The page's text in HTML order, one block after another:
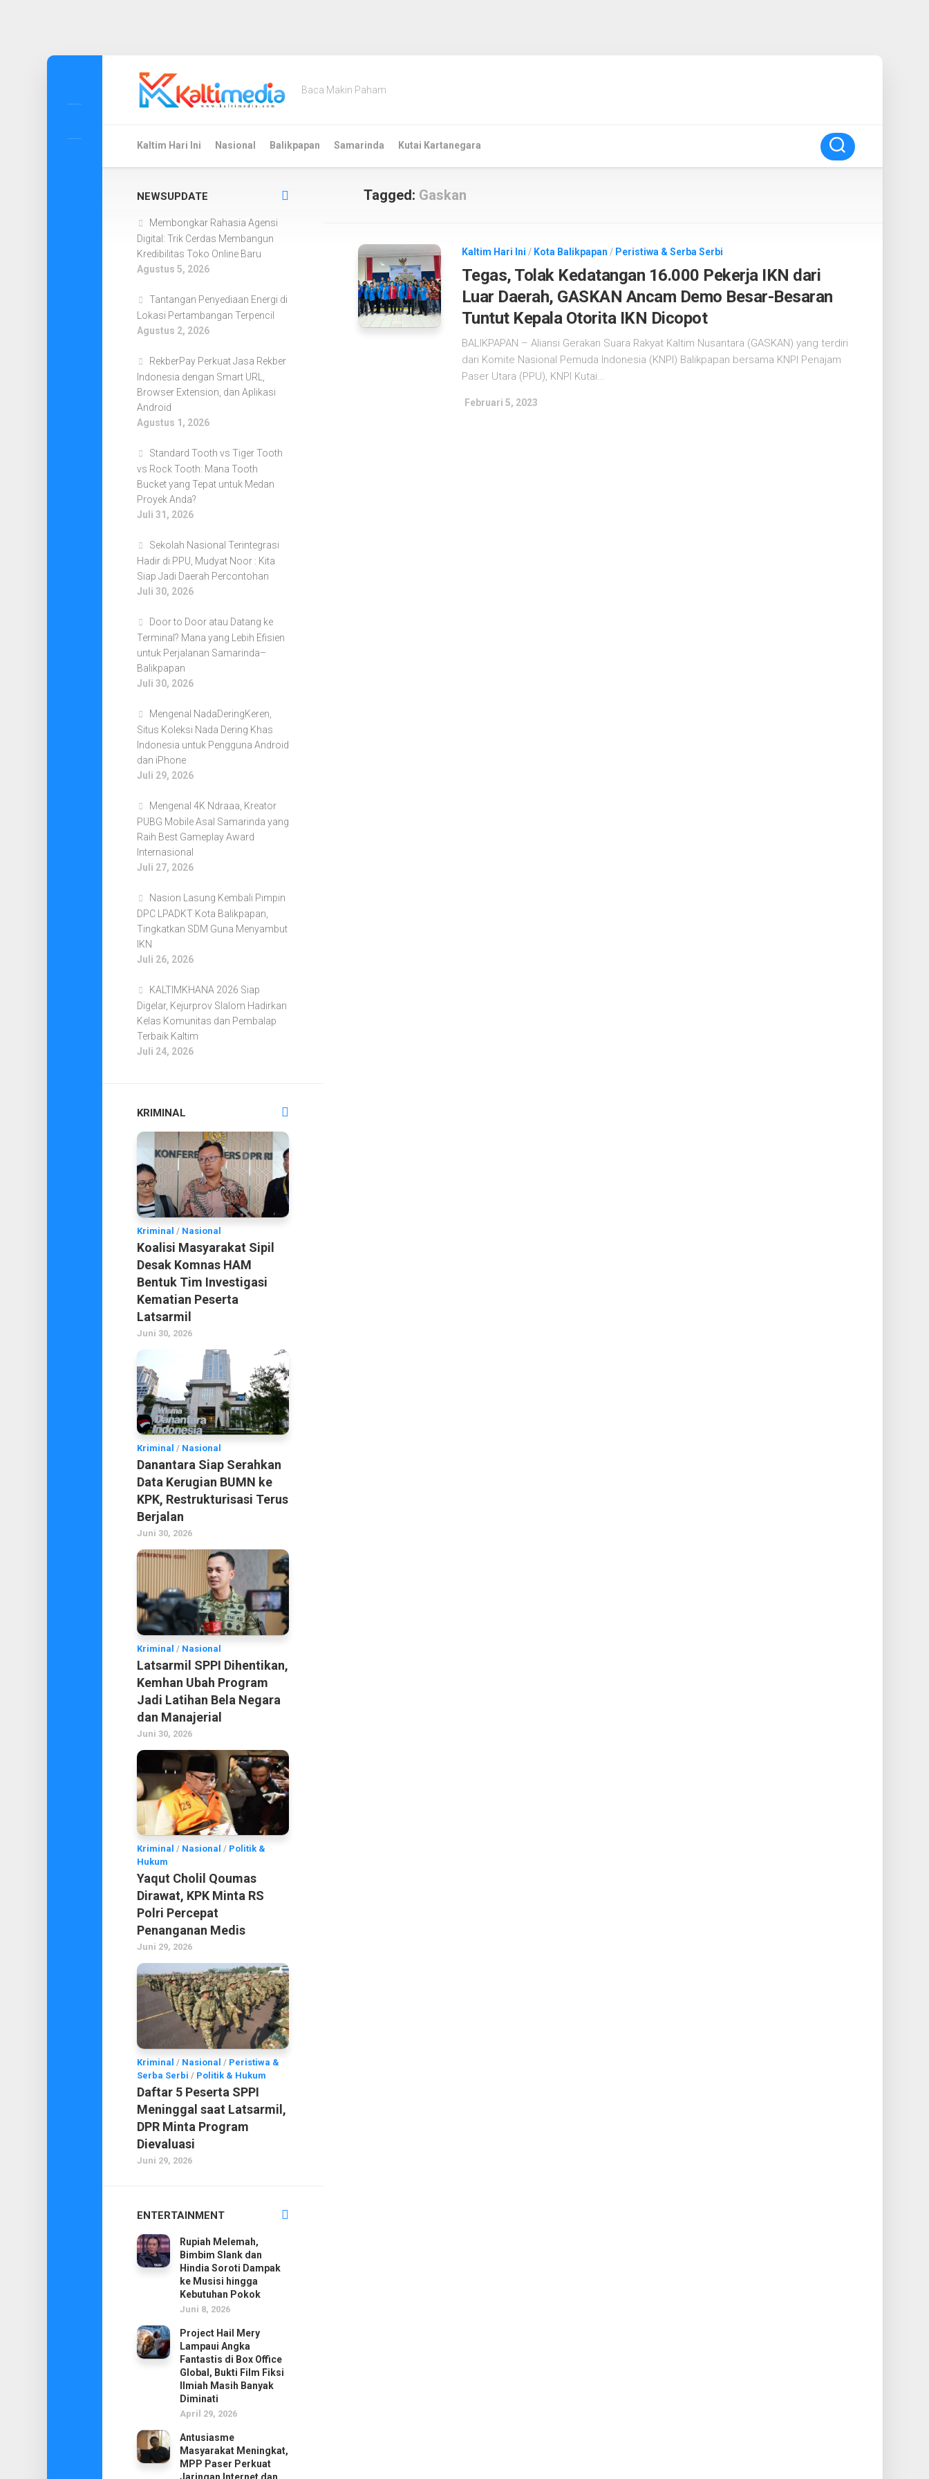
Baca Makin Paham
Kaltim Hari Ini Nasional Balikpapan Samarinda Kutai Kartanegara
Tagged: Gaskan
Kaltim Hari Ini / Kota Balikpapan / Peristiwa & Serba Serbi
Tegas, Tolak Kedatangan 16.000 Pekerja IKN dari
Luar Daerah, GASKAN Ancam Demo Besar-Besaran
Tuntut Kepala Otorita IKN Dicopot
BALIKPAPAN – Aliansi Gerakan Suara Rakyat Kaltim Nusantara (GASKAN) yang terdiri
dari Komite Nasional Pemuda Indonesia (KNPI) Balikpapan bersama KNPI Penajam
Paser Utara (PPU), KNPI Kutai...
Februari 5, 2023
NEWSUPDATE
Membongkar Rahasia Agensi
Digital: Trik Cerdas Membangun
Kredibilitas Toko Online Baru
Agustus 5, 2026
Tantangan Penyediaan Energi di
Lokasi Pertambangan Terpencil
Agustus 2, 2026
RekberPay Perkuat Jasa Rekber
Indonesia dengan Smart URL,
Browser Extension, dan Aplikasi
Android
Agustus 1, 2026
Standard Tooth vs Tiger Tooth
vs Rock Tooth: Mana Tooth
Bucket yang Tepat untuk Medan
Proyek Anda?
Juli 31, 2026
Sekolah Nasional Terintegrasi
Hadir di PPU, Mudyat Noor : Kita
Siap Jadi Daerah Percontohan
Juli 30, 2026
Door to Door atau Datang ke
Terminal? Mana yang Lebih Efisien
untuk Perjalanan Samarinda–
Balikpapan
Juli 30, 2026
Mengenal NadaDeringKeren,
Situs Koleksi Nada Dering Khas
Indonesia untuk Pengguna Android
dan iPhone
Juli 29, 2026
Mengenal 4K Ndraaa, Kreator
PUBG Mobile Asal Samarinda yang
Raih Best Gameplay Award
Internasional
Juli 27, 2026
Nasion Lasung Kembali Pimpin
DPC LPADKT Kota Balikpapan,
Tingkatkan SDM Guna Menyambut
IKN
Juli 26, 2026
KALTIMKHANA 2026 Siap
Digelar, Kejurprov Slalom Hadirkan
Kelas Komunitas dan Pembalap
Terbaik Kaltim
Juli 24, 2026
KRIMINAL
Kriminal / Nasional
Koalisi Masyarakat Sipil
Desak Komnas HAM
Bentuk Tim Investigasi
Kematian Peserta
Latsarmil
Juni 30, 2026
Kriminal / Nasional
Danantara Siap Serahkan
Data Kerugian BUMN ke
KPK, Restrukturisasi Terus
Berjalan
Juni 30, 2026
Kriminal / Nasional
Latsarmil SPPI Dihentikan,
Kemhan Ubah Program
Jadi Latihan Bela Negara
dan Manajerial
Juni 30, 2026
Kriminal / Nasional / Politik &
Hukum
Yaqut Cholil Qoumas
Dirawat, KPK Minta RS
Polri Percepat
Penanganan Medis
Juni 29, 2026
Kriminal / Nasional / Peristiwa &
Serba Serbi / Politik & Hukum
Daftar 5 Peserta SPPI
Meninggal saat Latsarmil,
DPR Minta Program
Dievaluasi
Juni 29, 2026
ENTERTAINMENT
Rupiah Melemah,
Bimbim Slank dan
Hindia Soroti Dampak
ke Musisi hingga
Kebutuhan Pokok
Juni 8, 2026
Project Hail Mery
Lampaui Angka
Fantastis di Box Office
Global, Bukti Film Fiksi
Ilmiah Masih Banyak
Diminati
April 29, 2026
Antusiasme
Masyarakat Meningkat,
MPP Paser Perkuat
Jaringan Internet dan